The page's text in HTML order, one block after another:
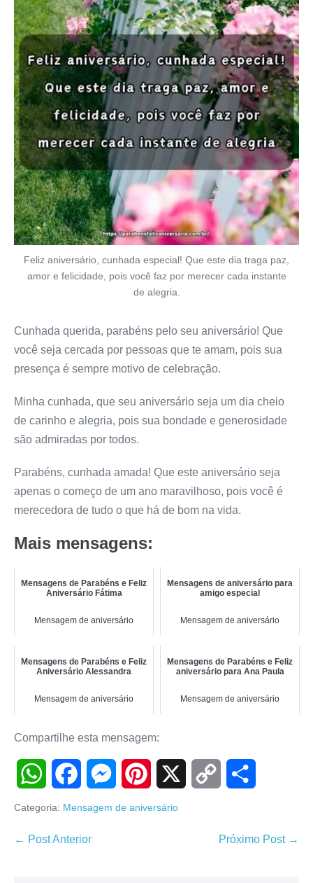
Feliz aniversário, cunhada especial! Que este dia traga paz,
amor e felicidade, pois você faz por merecer cada instante
de alegria.
Cunhada querida, parabéns pelo seu aniversário! Que
você seja cercada por pessoas que te amam, pois sua
presença é sempre motivo de celebração.
Minha cunhada, que seu aniversário seja um dia cheio
de carinho e alegria, pois sua bondade e generosidade
são admiradas por todos.
Parabéns, cunhada amada! Que este aniversário seja
apenas o começo de um ano maravilhoso, pois você é
merecedora de tudo o que há de bom na vida.
Mais mensagens:
Mensagens de Parabéns e Feliz
Aniversário Fátima
Mensagem de aniversário
Mensagens de aniversário para
amigo especial
Mensagem de aniversário
Mensagens de Parabéns e Feliz
Aniversário Alessandra
Mensagem de aniversário
Mensagens de Parabéns e Feliz
aniversário para Ana Paula
Mensagem de aniversário
Compartilhe esta mensagem:
W
a
X
Categoria: Mensagem de aniversário
Navegação
← Post Anterior Próximo Post →